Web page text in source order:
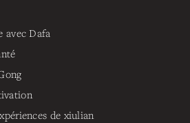
avec Dafa
de xiulian